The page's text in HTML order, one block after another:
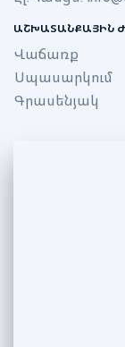
ԱՇԽԱՏԱՆՔԱՅԻՆ
Վաճառք
Սպասարկում
Գրասենյակ